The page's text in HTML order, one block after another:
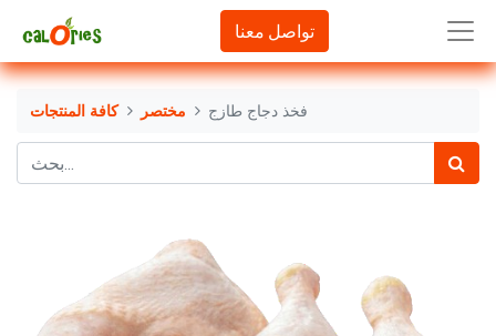
تواصل معنا
كافة المنتجات مختصر فخذ دجاج طازج